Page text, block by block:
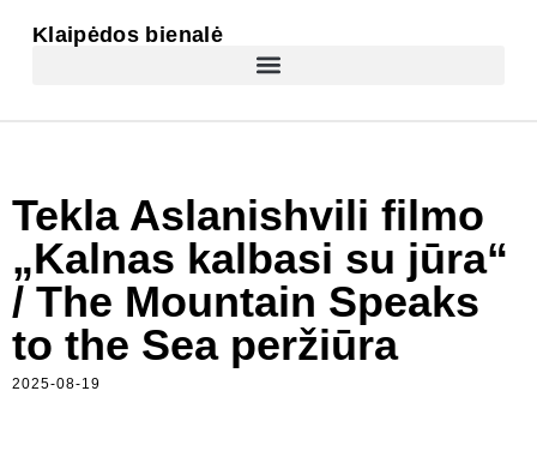
Klaipėdos bienalė
Tekla Aslanishvili filmo
„Kalnas kalbasi su jūra“
/ The Mountain Speaks
to the Sea peržiūra
2025-08-19